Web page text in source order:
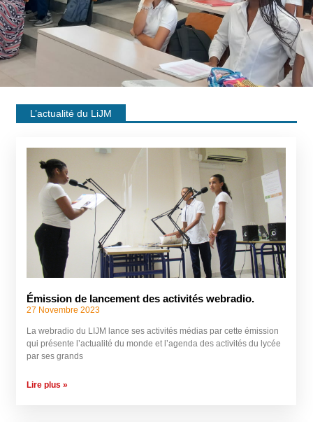
L’actualité du LiJM
Émission de lancement des activités webradio.
27 Novembre 2023
La webradio du LIJM lance ses activités médias par cette émission
qui présente l’actualité du monde et l’agenda des activités du lycée
par ses grands
Lire plus »